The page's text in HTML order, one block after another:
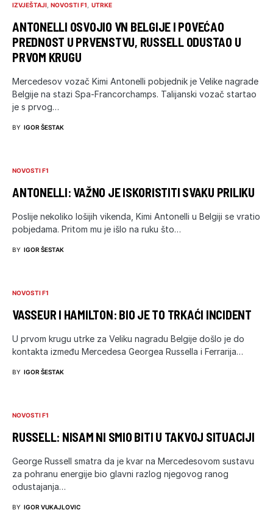
IZVJEŠTAJI NOVOSTI F1 UTRKE
ANTONELLI OSVOJIO VN BELGIJE I POVEĆAO
PREDNOST U PRVENSTVU, RUSSELL ODUSTAO U
PRVOM KRUGU
Mercedesov vozač Kimi Antonelli pobjednik je Velike nagrade
Belgije na stazi Spa-Francorchamps. Talijanski vozač startao
je s prvog…
BY IGOR ŠESTAK
NOVOSTI F1
ANTONELLI: VAŽNO JE ISKORISTITI SVAKU PRILIKU
Poslije nekoliko lošijih vikenda, Kimi Antonelli u Belgiji se vratio
pobjedama. Pritom mu je išlo na ruku što…
BY IGOR ŠESTAK
NOVOSTI F1
VASSEUR I HAMILTON: BIO JE TO TRKAĆI INCIDENT
U prvom krugu utrke za Veliku nagradu Belgije došlo je do
kontakta između Mercedesa Georgea Russella i Ferrarija…
BY IGOR ŠESTAK
NOVOSTI F1
RUSSELL: NISAM NI SMIO BITI U TAKVOJ SITUACIJI
George Russell smatra da je kvar na Mercedesovom sustavu
za pohranu energije bio glavni razlog njegovog ranog
odustajanja…
BY IGOR VUKAJLOVIC